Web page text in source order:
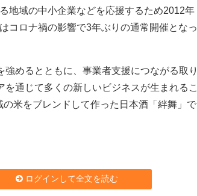
地域の中小企業などを応援するため2012年
コロナ禍の影響で3年ぶりの通常開催となっ
めるとともに、事業者支援につながる取り
通じて多くの新しいビジネスが生まれるこ
米をブレンドして作った日本酒「絆舞」で
ログインして全文を読む